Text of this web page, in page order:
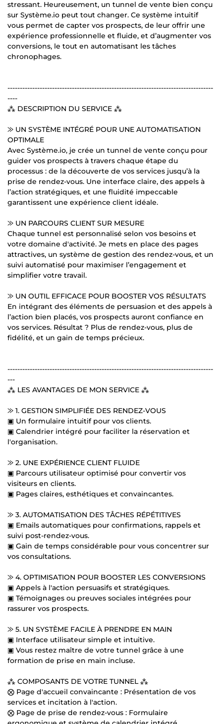
stressant. Heureusement, un tunnel de vente bien conçu
sur Système.io peut tout changer. Ce système intuitif
vous permet de capter vos prospects, de leur offrir une
expérience professionnelle et fluide, et d’augmenter vos
conversions, le tout en automatisant les tâches
chronophages.
-----------------------------------------------------------------------------------
----
⁂ DESCRIPTION DU SERVICE ⁂
⨠ UN SYSTÈME INTÉGRÉ POUR UNE AUTOMATISATION
OPTIMALE
Avec Système.io, je crée un tunnel de vente conçu pour
guider vos prospects à travers chaque étape du
processus : de la découverte de vos services jusqu’à la
prise de rendez-vous. Une interface claire, des appels à
l’action stratégiques, et une fluidité impeccable
garantissent une expérience client idéale.
⨠ UN PARCOURS CLIENT SUR MESURE
Chaque tunnel est personnalisé selon vos besoins et
votre domaine d'activité. Je mets en place des pages
attractives, un système de gestion des rendez-vous, et un
suivi automatisé pour maximiser l’engagement et
simplifier votre travail.
⨠ UN OUTIL EFFICACE POUR BOOSTER VOS RÉSULTATS
En intégrant des éléments de persuasion et des appels à
l’action bien placés, vos prospects auront confiance en
vos services. Résultat ? Plus de rendez-vous, plus de
fidélité, et un gain de temps précieux.
-----------------------------------------------------------------------------------
---
⁂ LES AVANTAGES DE MON SERVICE ⁂
⨠ 1. GESTION SIMPLIFIÉE DES RENDEZ-VOUS
▣ Un formulaire intuitif pour vos clients.
▣ Calendrier intégré pour faciliter la réservation et
l'organisation.
⨠ 2. UNE EXPÉRIENCE CLIENT FLUIDE
▣ Parcours utilisateur optimisé pour convertir vos
visiteurs en clients.
▣ Pages claires, esthétiques et convaincantes.
⨠ 3. AUTOMATISATION DES TÂCHES RÉPÉTITIVES
▣ Emails automatiques pour confirmations, rappels et
suivi post-rendez-vous.
▣ Gain de temps considérable pour vous concentrer sur
vos consultations.
⨠ 4. OPTIMISATION POUR BOOSTER LES CONVERSIONS
▣ Appels à l'action persuasifs et stratégiques.
▣ Témoignages ou preuves sociales intégrées pour
rassurer vos prospects.
⨠ 5. UN SYSTÈME FACILE À PRENDRE EN MAIN
▣ Interface utilisateur simple et intuitive.
▣ Vous restez maître de votre tunnel grâce à une
formation de prise en main incluse.
⁂ COMPOSANTS DE VOTRE TUNNEL ⁂
⨂ Page d'accueil convaincante : Présentation de vos
services et incitation à l'action.
⨂ Page de prise de rendez-vous : Formulaire